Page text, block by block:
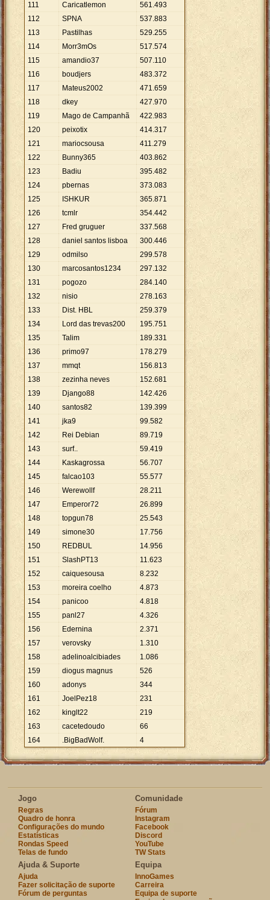
111
Caricatlemon 561.493
112
SPNA 537.883
113
Pastilhas 529.255
114
Morr3mOs 517.574
115
amandio37 507.110
116
boudjers 483.372
117
Mateus2002 471.659
118
dkey 427.970
119
Mago de Campanhã 422.983
120
peixotix 414.317
121
mariocsousa 411.279
122
Bunny365 403.862
123
Badiu 395.482
124
pbernas 373.083
125
ISHKUR 365.871
126
tcmlr 354.442
127
Fred gruguer 337.568
128
daniel santos lisboa 300.446
129
odmilso 299.578
130
marcosantos1234 297.132
131
pogozo 284.140
132
nisio 278.163
133
Dist. HBL 259.379
134
Lord das trevas200 195.751
135
Talim 189.331
136
primo97 178.279
137
mmqt 156.813
138
zezinha neves 152.681
139
Django88 142.426
140
santos82 139.399
141
jka9 99.582
142
Rei Debian 89.719
143
surf.. 59.419
144
Kaskagrossa 56.707
145
falcao103 55.577
146
Werewollf 28.211
147
Emperor72 26.899
148
topgun78 25.543
149
simone30 17.756
150
REDBUL 14.956
151
SlashPT13 11.623
152
caiquesousa 8.232
153
moreira coelho 4.873
154
panicoo 4.818
155
panl27 4.326
156
Edernina 2.371
157
verovsky 1.310
158
adelinoalcibiades 1.086
159
diogus magnus
526
160
adonys
344
161
JoelPez18
231
162
kinglt22
219
163
cacetedoudo
66
164
.BigBadWolf. 4
Jogo
Regras
Quadro de honra
Configurações do mundo
Estatísticas
Rondas Speed
Telas de fundo
Comunidade
Fórum
Instagram
Facebook
Discord
YouTube
TW Stats
Ajuda & Suporte
Ajuda
Fazer solicitação de suporte
Fórum de perguntas
Equipa
InnoGames
Carreira
Equipa de suporte